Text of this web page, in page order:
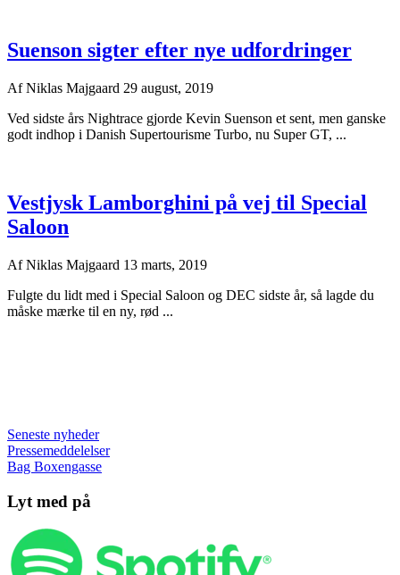
Suenson sigter efter nye udfordringer
AfNiklas Majgaard 29 august, 2019
Ved sidste års Nightrace gjorde Kevin Suenson et sent, men ganske
godt indhop i Danish Supertourisme Turbo, nu Super GT, ...
Vestjysk Lamborghini på vej til Special
Saloon
AfNiklas Majgaard 13 marts, 2019
Fulgte du lidt med i Special Saloon og DEC sidste år, så lagde du
måske mærke til en ny, rød ...
Seneste nyheder
Pressemeddelelser
Bag Boxengasse
Lyt med på